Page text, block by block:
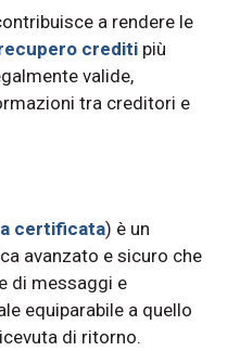
a rendere le
creditipiù
valide,
tra creditori e
certificata) è un
avanzato e sicuro che
di messaggi e
equiparabile a quello
di ritorno.